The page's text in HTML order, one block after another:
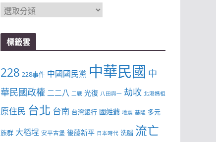
分
類
標籤雲
228 228事件 中國國民黨 中華民國 中
華民國政權 二二八 二戰 光復 八田與一 劫收 北港媽祖
原住民 台北 台南 台灣銀行 國姓爺 地震 基隆 多元
族群 大稻埕 安平古堡 後藤新平 日本時代 洗腦 流亡